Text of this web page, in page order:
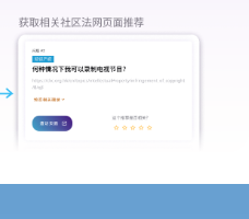
有参与写作及修订。这本书的版权
或已经被接管，有关版权会被怎